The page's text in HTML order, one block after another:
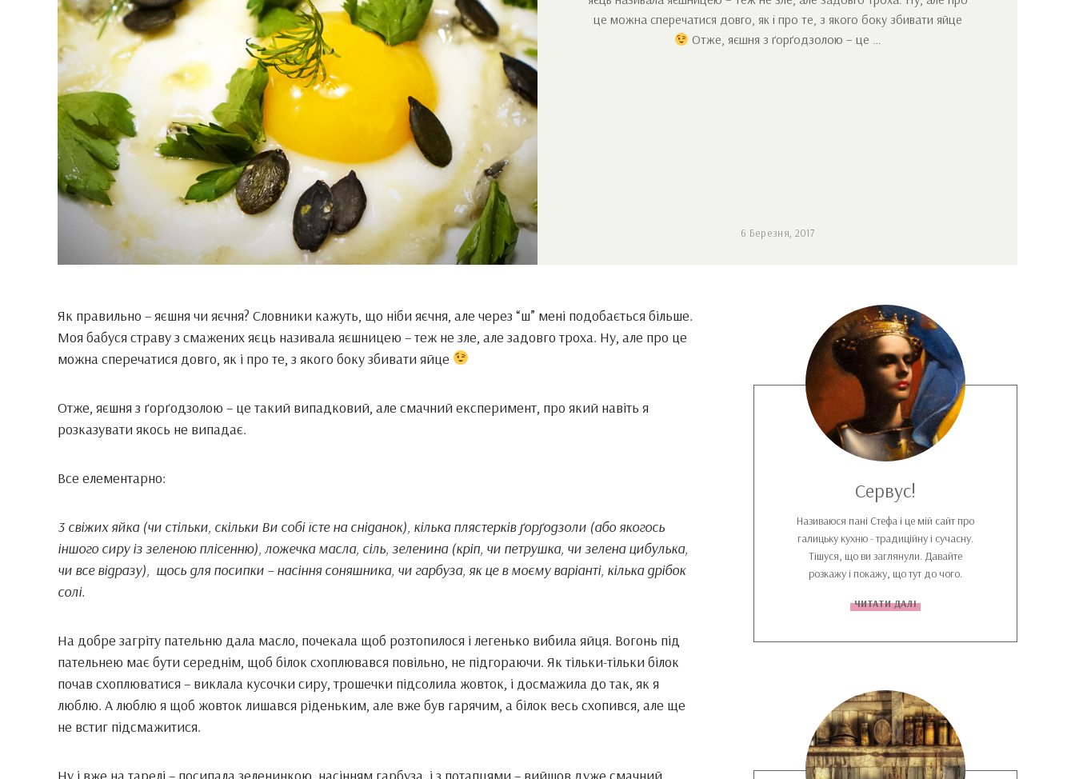
6 Березня, 2017
це можна сперечатися довго, як і про те, з якого боку збивати яйце
Отже, яєшня з ґорґодзолою – це …
Як правильно – яєшня чи яєчня? Словники кажуть, що ніби яєчня, але через “ш” мені подобається більше.
Моя бабуся страву з смажених яєць називала яєшницею – теж не зле, але задовго троха. Ну, але про це
можна сперечатися довго, як і про те, з якого боку збивати яйце
Отже, яєшня з ґорґодзолою – це такий випадковий, але смачний експеримент, про який навіть я
розказувати якось не випадає.
Все елементарно:
3 свіжих яйка (чи стільки, скільки Ви собі їсте на сніданок), кілька плястерків ґорґодзоли (або якогось
іншого сиру із зеленою плісенню), ложечка масла, сіль, зеленина (кріп, чи петрушка, чи зелена цибулька,
чи все відразу), щось для посипки – насіння соняшника, чи гарбуза, як це в моєму варіанті, кілька дрібок
солі.
На добре загріту пательню дала масло, почекала щоб розтопилося і легенько вибила яйця. Вогонь під
пательнею має бути середнім, щоб білок схоплювався повільно, не підгораючи. Як тільки-тільки білок
почав схоплюватися – виклала кусочки сиру, трошечки підсолила жовток, і досмажила до так, як я
люблю. А люблю я щоб жовток лишався ріденьким, але вже був гарячим, а білок весь схопився, але ще
не встиг підсмажитися.
Ну і вже на тарелі – посипала зеленинкою, насінням гарбуза, і з потапцями – вийшов дуже смачний
Сервус!
Називаюся пані Стефа і це мій сайт про
галицьку кухню - традиційну і сучасну.
Тішуся, що ви заглянули. Давайте
розкажу і покажу, що тут до чого.
ЧИТАТИ ДАЛІ